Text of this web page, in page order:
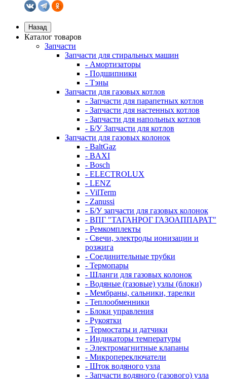
Назад
Каталог товаров
Запчасти
Запчасти для стиральных машин
- Амортизаторы
- Подшипники
- Тэны
Запчасти для газовых котлов
- Запчасти для парапетных котлов
- Запчасти для настенных котлов
- Запчасти для напольных котлов
- Б/У Запчасти для котлов
Запчасти для газовых колонок
- BaltGaz
- BAXI
- Bosch
- ELECTROLUX
- LENZ
- VilTerm
- Zanussi
- Б/У запчасти для газовых колонок
- ВПГ "ТАГАНРОГ ГАЗОАППАРАТ"
- Ремкомплекты
- Свечи, электроды ионизации и
розжига
- Соединительные трубки
- Термопары
- Шланги для газовых колонок
- Водяные (газовые) узлы (блоки)
- Мембраны, сальники, тарелки
- Теплообменники
- Блоки управления
- Рукоятки
- Термостаты и датчики
- Индикаторы температуры
- Электромагнитные клапаны
- Микропереключатели
- Шток водяного узла
- Запчасти водяного (газового) узла